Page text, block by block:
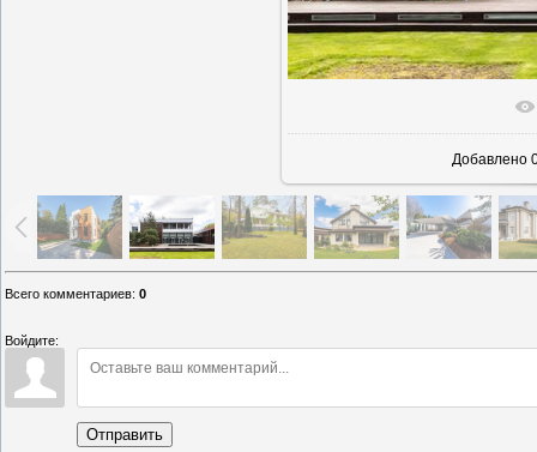
В
Добавлено
Всего комментариев: 0
Войдите:
Отправить